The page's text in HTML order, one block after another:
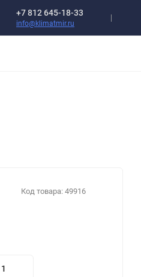
+7 812 645-18-33
info@klimatmir.ru
Код товара: 49916